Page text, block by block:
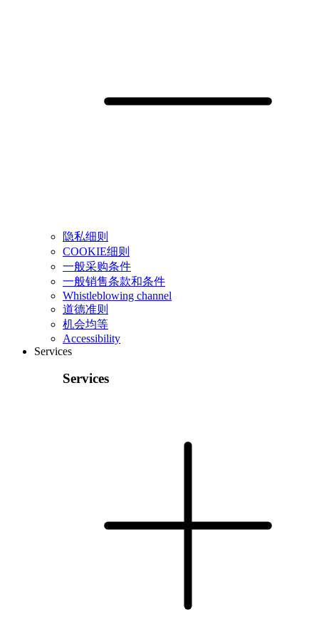
隐私细则
COOKIE细则
一般采购条件
一般销售条款和条件
Whistleblowing channel
道德准则
机会均等
Accessibility
Services
Services